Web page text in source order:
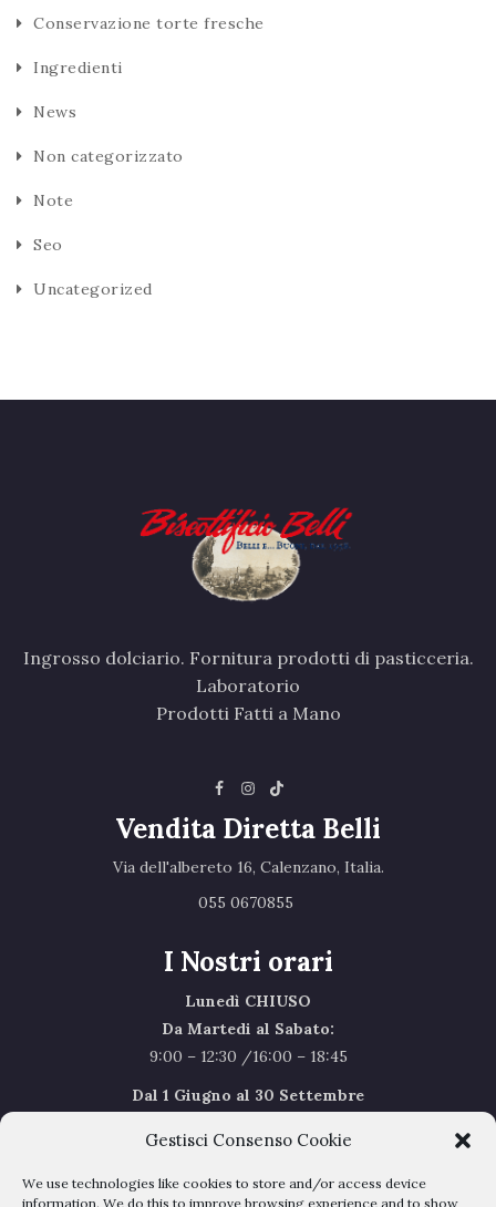
Gestisci Consenso Cookie
We use technologies like cookies to store and/or access device
information. We do this to improve browsing experience and to show
Conservazione torte fresche
Ingredienti
News
Non categorizzato
Note
Seo
Uncategorized
Ingrosso dolciario. Fornitura prodotti di pasticceria.
Laboratorio
Prodotti Fatti a Mano
Vendita Diretta Belli
Via dell'albereto 16, Calenzano, Italia.‎
055 0670855 ‎
I Nostri orari
Lunedì CHIUSO
Da Martedi al Sabato:
9:00 – 12:30 /16:00 – 18:45
Dal 1 Giugno al 30 Settembre
Sabato Agosto Chiusi
I chiusi per Ferie dal 1 al 24Agosto